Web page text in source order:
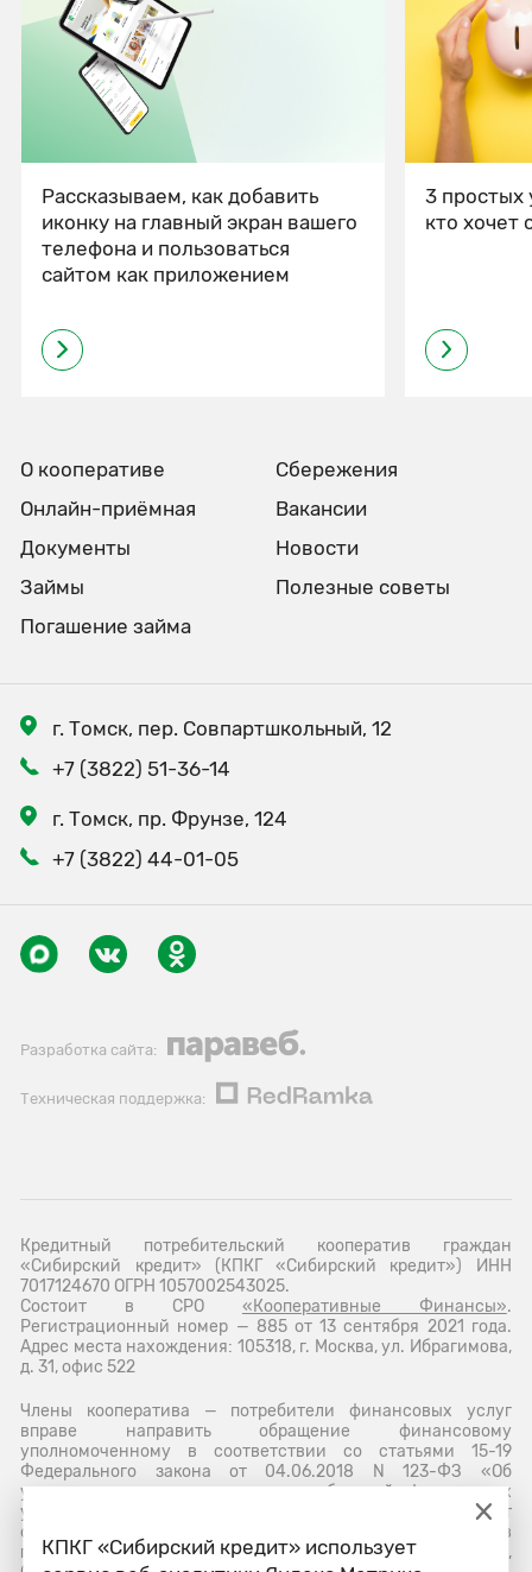
КПКГ «Сибирский кредит» использует
Рассказываем, как добавить
иконку на главный экран вашего
телефона и пользоваться
сайтом как приложением
3 простых
кто хочет
О кооперативе
Онлайн-приёмная
Документы
Займы
Погашение займа
Сбережения
Вакансии
Новости
Полезные советы
г. Томск, пер. Совпартшкольный, 12
+7 (3822) 51-36-14
г. Томск, пр. Фрунзе, 124
+7 (3822) 44-01-05
Разработка сайта:
Техническая поддержка:
Кредитный потребительский кооператив граждан
«Сибирский кредит» (КПКГ «Сибирский кредит») ИНН
7017124670 ОГРН 1057002543025.
Состоит в СРО «Кооперативные Финансы».
Регистрационный номер — 885 от 13 сентября 2021 года.
Адрес места нахождения: 105318, г. Москва, ул. Ибрагимова,
д. 31, офис 522
Члены кооператива — потребители финансовых услуг
вправе направить обращение финансовому
уполномоченному в соответствии со статьями 15-19
Федерального закона от 04.06.2018 N 123-ФЗ «Об
уполномоченном по правам потребителей финансовых
услуг» в электронной форме через личный кабинет на сайт
финансового уполномоченного
или в
письменной форме по адресу: 119017, г. Москва,